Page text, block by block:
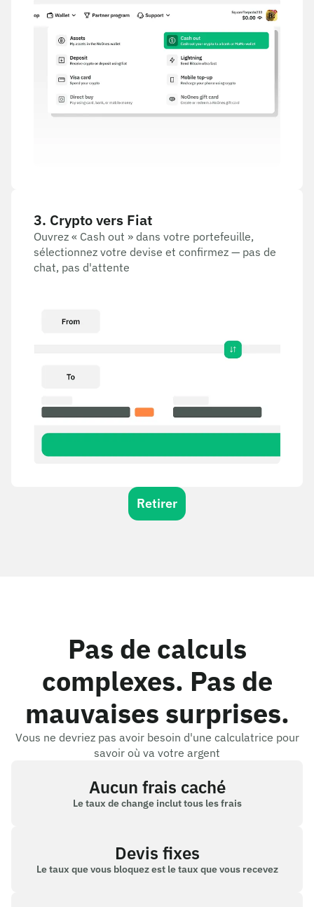
3. Crypto vers Fiat
Ouvrez « Cash out » dans votre portefeuille,
sélectionnez votre devise et confirmez — pas de
chat, pas d'attente
Retirer
Pas de calculs
complexes. Pas de
mauvaises surprises.
Vous ne devriez pas avoir besoin d'une calculatrice pour
savoir où va votre argent
Aucun frais caché
Le taux de change inclut tous les frais
Devis fixes
Le taux que vous bloquez est le taux que vous recevez